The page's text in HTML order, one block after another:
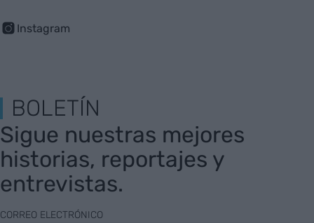
Instagram
BOLETÍN
Sigue nuestras mejores
historias, reportajes y
entrevistas.
CORREO ELECTRÓNICO